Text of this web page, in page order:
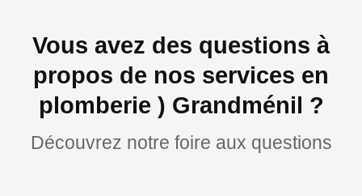
Vous avez des questions à
propos de nos services en
plomberie ) Grandménil ?
Découvrez notre foire aux questions